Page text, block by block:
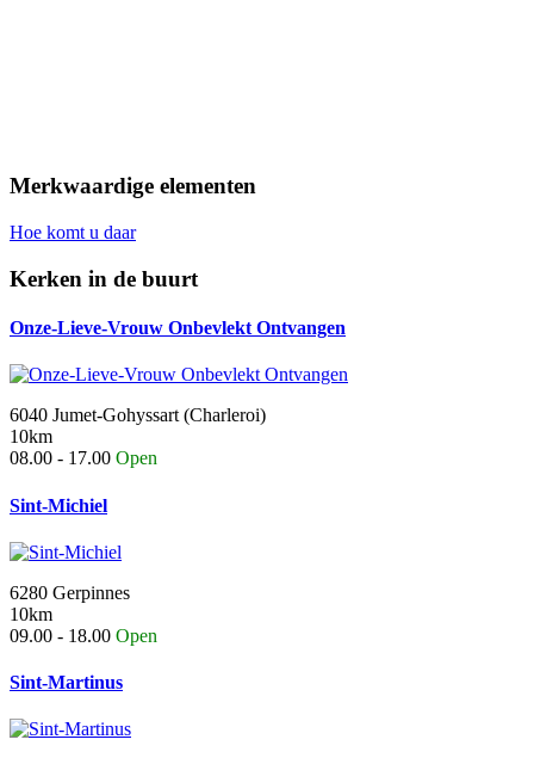
Merkwaardige elementen
Hoe komt u daar
Kerken in de buurt
Onze-Lieve-Vrouw Onbevlekt Ontvangen
6040 Jumet-Gohyssart (Charleroi)
10km
08.00 - 17.00 Open
Sint-Michiel
6280 Gerpinnes
10km
09.00 - 18.00 Open
Sint-Martinus